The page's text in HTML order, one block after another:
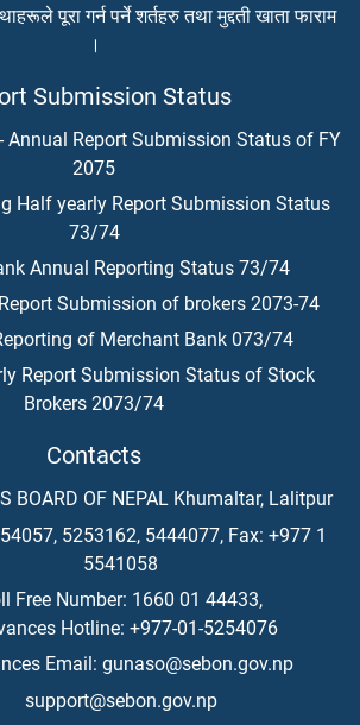
पूरा गर्न पर्ने शर्तहरु तथा मुद्दती खाता फाराम
।
Submission Status
Annual Report Submission Status of FY
2075
Half yearly Report Submission Status
73/74
Annual Reporting Status 73/74
Submission of brokers 2073-74
of Merchant Bank 073/74
Report Submission Status of Stock
Brokers 2073/74
Contacts
BOARD OF NEPAL Khumaltar, Lalitpur
5253162, 5444077, Fax: +977 1
5541058
Free Number: 1660 01 44433,
Hotline: +977-01-5254076
Email: gunaso@sebon.gov.np
support@sebon.gov.np